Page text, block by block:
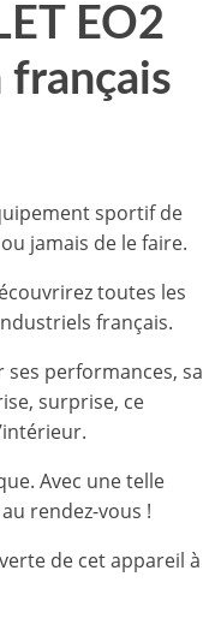
EO2
français
sportif de
jamais de le faire.
toutes les
français.
performances, sa
surprise, ce
Avec une telle
rendez-vous !
de cet appareil à